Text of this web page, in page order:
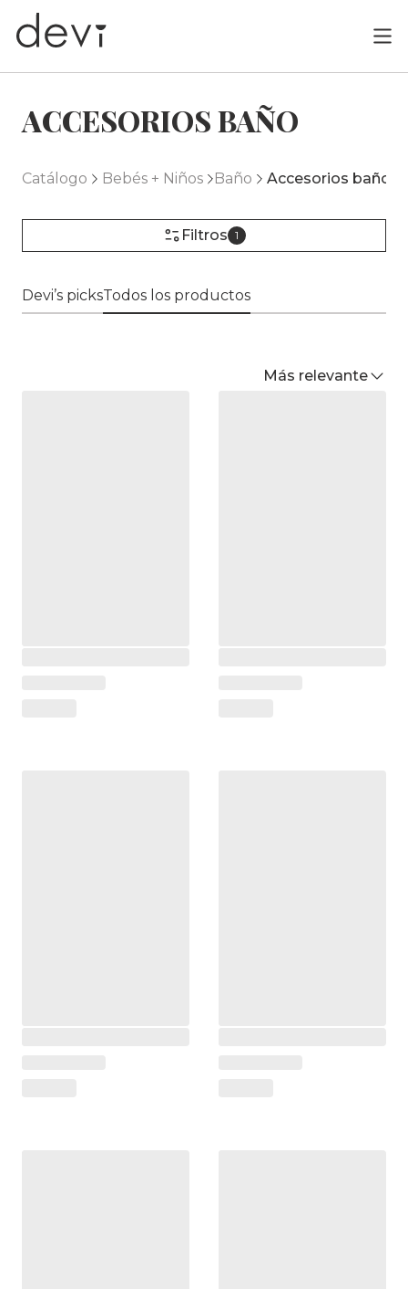
ACCESORIOS BAÑO
Catálogo Bebés + Niños Baño Accesorios baño
Filtros 1
Devi’s picksTodos los productos
Más relevante